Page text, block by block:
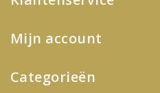
Mijn account
Categorieën